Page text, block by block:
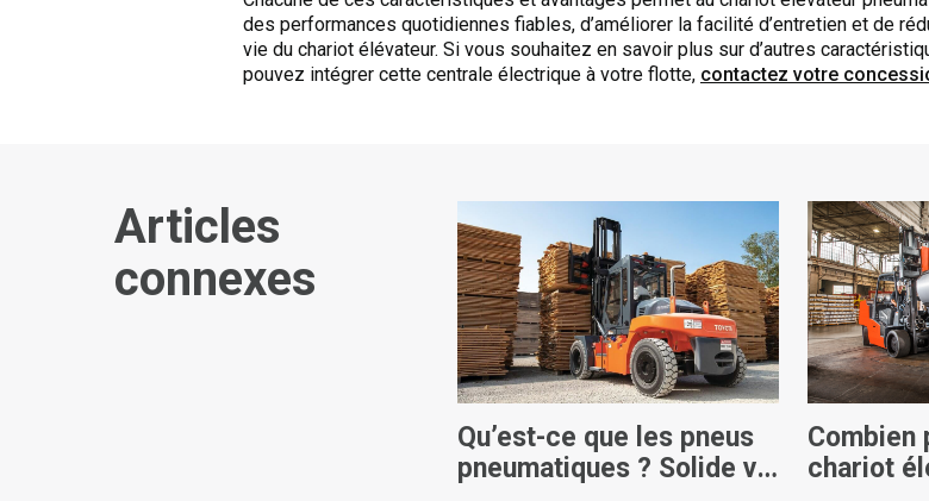
des performances quotidiennes fiables, d’améliorer la facilité d’entretien et de
vie du chariot élévateur. Si vous souhaitez en savoir plus sur d’autres
pouvez intégrer cette centrale électrique à votre flotte, contactez votre
Articles
connexes
Qu’est-ce que les pneus
pneumatiques ? Solide vs.
Combien
chariot